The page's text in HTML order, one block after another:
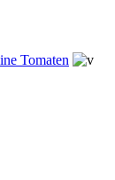
Tomaten